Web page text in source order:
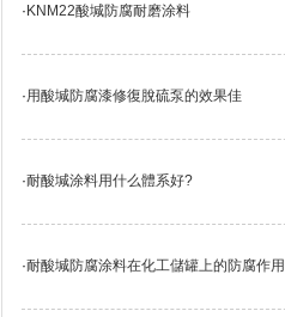
·KNM22酸堿防腐耐磨涂料
·用酸堿防腐漆修復脫硫泵的效果佳
·耐酸堿涂料用什么體系好?
·耐酸堿防腐涂料在化工儲罐上的防腐作用